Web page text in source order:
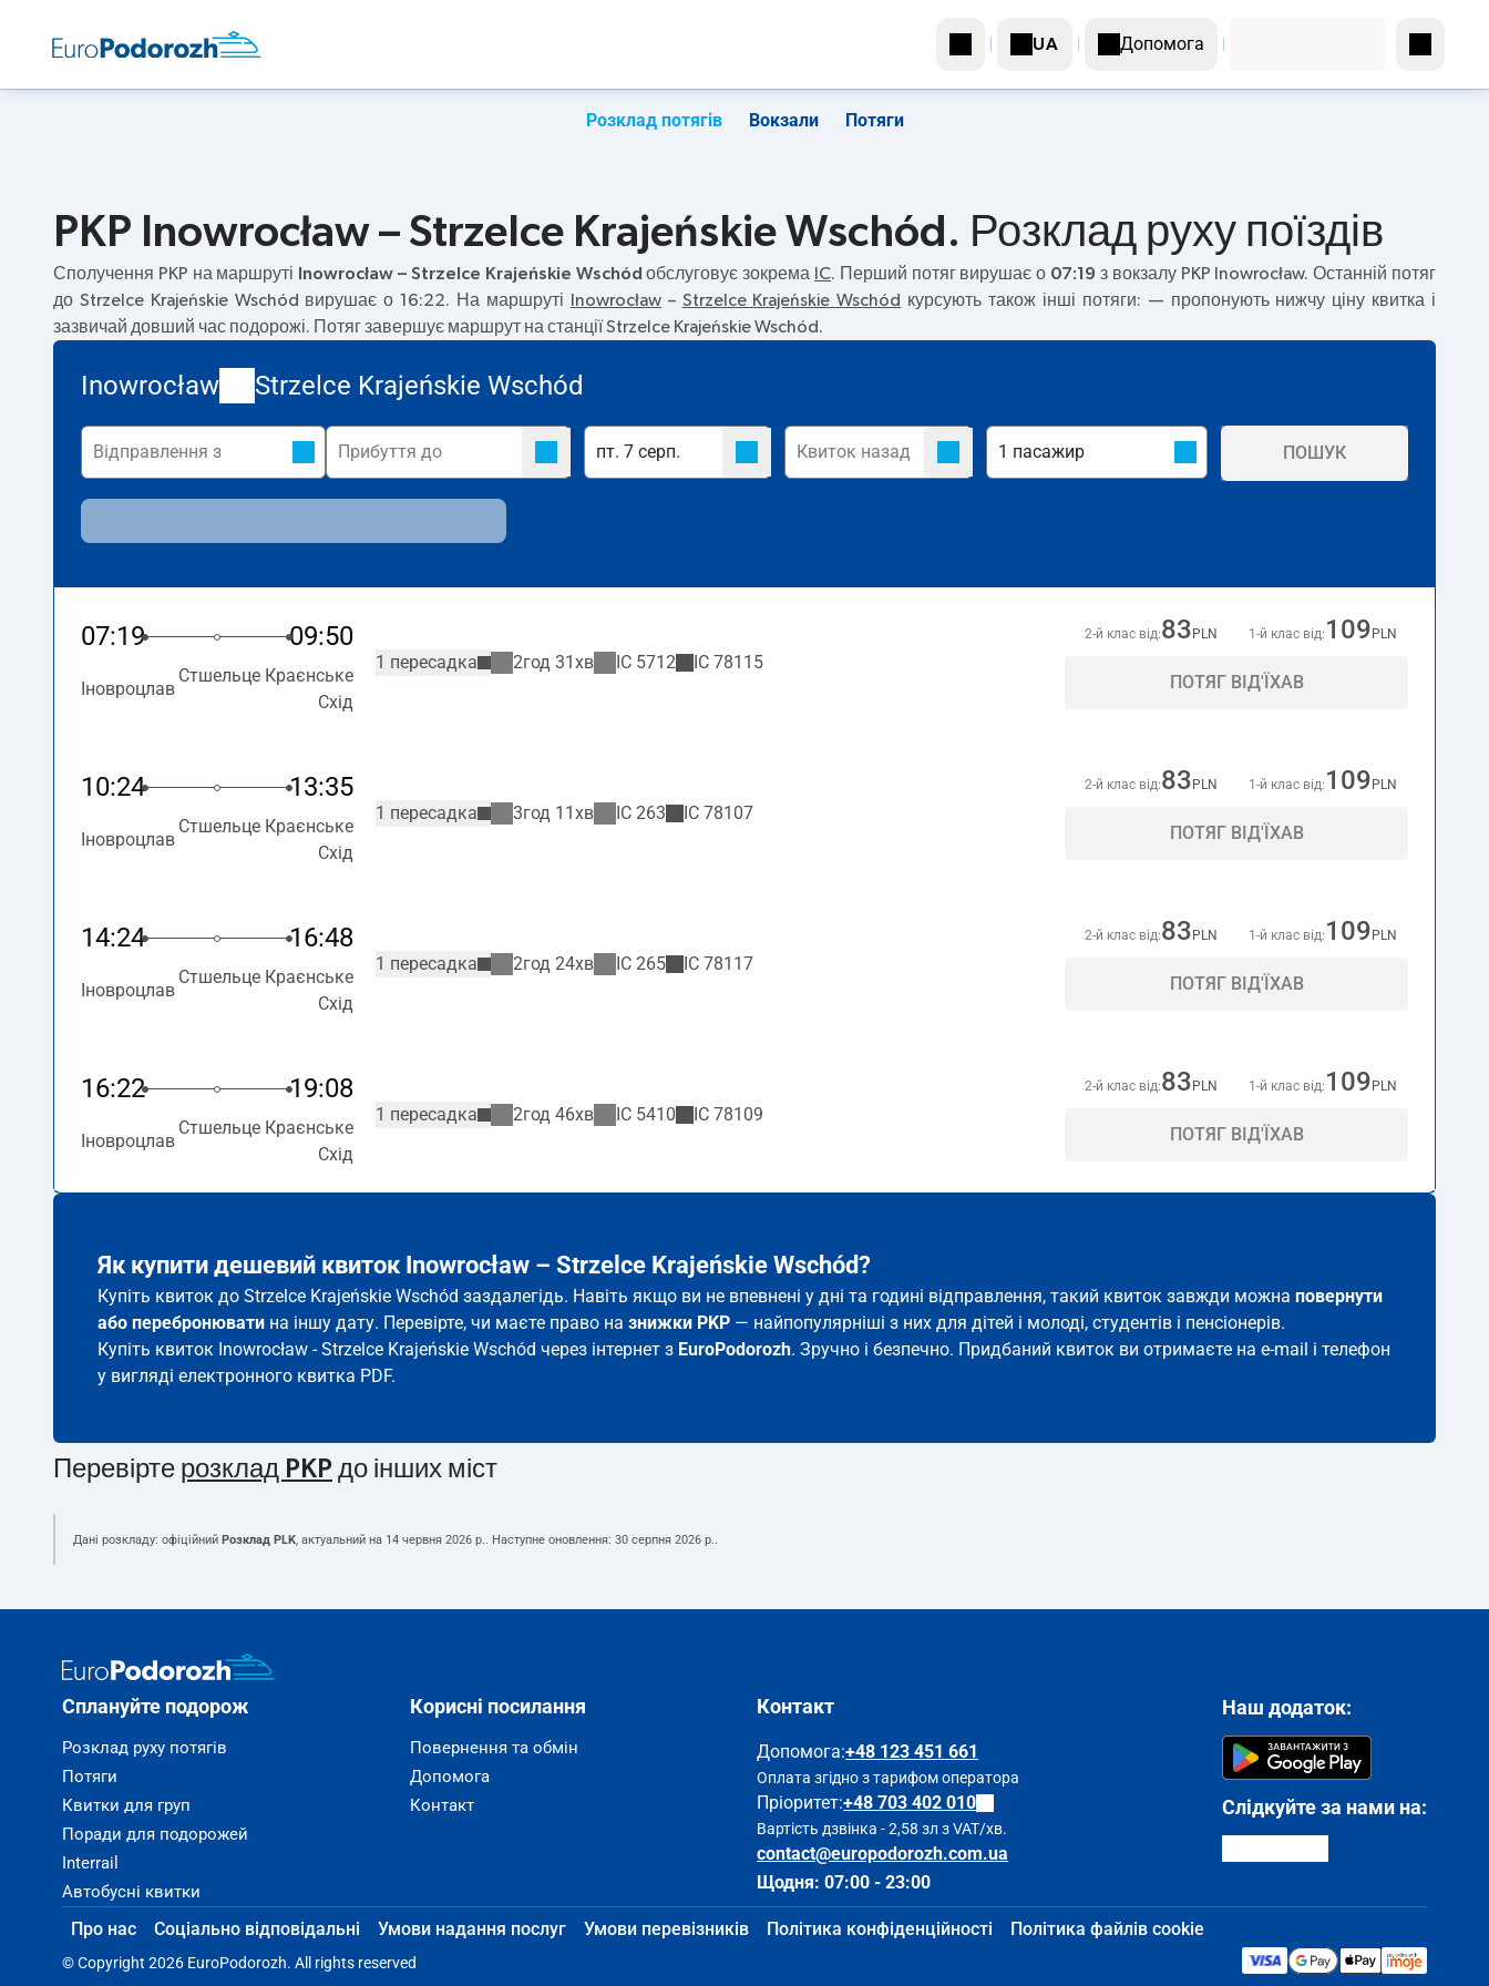
UA Допомога
Розклад потягів Вокзали Потяги
PKP Inowrocław – Strzelce Krajeńskie Wschód. Розклад руху поїздів
Сполучення PKP на маршруті Inowrocław – Strzelce Krajeńskie Wschód обслуговує зокрема IC. Перший потяг вирушає о 07:19 з вокзалу PKP Inowrocław. Останній потяг
до Strzelce Krajeńskie Wschód вирушає о 16:22. На маршруті
Inowrocław– Strzelce Krajeńskie Wschód курсують також інші потяги: — пропонують нижчу ціну квитка і
зазвичай довший час подорожі. Потяг завершує маршрут на станції Strzelce Krajeńskie Wschód.
Inowrocław Strzelce Krajeńskie Wschód
ПОШУК
07:19 09:50
Іновроцлав
Стшельце Краєнське
Схід
1 пересадка 2год 31хв IC 5712 IC 78115
2-й клас від:83 PLN 1-й клас від: 109 PLN
ПОТЯГ ВІД'ЇХАВ
10:24 13:35
Іновроцлав
Стшельце Краєнське
Схід
1 пересадка 3год 11хв IC 263 IC 78107
2-й клас від:83 PLN 1-й клас від: 109 PLN
ПОТЯГ ВІД'ЇХАВ
14:24 16:48
Іновроцлав
Стшельце Краєнське
Схід
1 пересадка 2год 24хв IC 265 IC 78117
2-й клас від:83 PLN 1-й клас від: 109 PLN
ПОТЯГ ВІД'ЇХАВ
16:22 19:08
Іновроцлав
Стшельце Краєнське
Схід
1 пересадка 2год 46хв IC 5410 IC 78109
2-й клас від:83 PLN 1-й клас від: 109 PLN
ПОТЯГ ВІД'ЇХАВ
Як купити дешевий квиток Inowrocław – Strzelce Krajeńskie Wschód?
Купіть квиток до Strzelce Krajeńskie Wschód заздалегідь. Навіть якщо ви не впевнені у дні та годині відправлення, такий квиток завжди можна повернути
або перебронювати на іншу дату. Перевірте, чи маєте право на знижки PKP — найпопулярніші з них для дітей і молоді, студентів і пенсіонерів.
Купіть квиток Inowrocław - Strzelce Krajeńskie Wschód через інтернет з EuroPodorozh. Зручно і безпечно. Придбаний квиток ви отримаєте на e-mail і телефон
у вигляді електронного квитка PDF.
Перевірте розклад PKP до інших міст
Дані розкладу: офіційний Розклад PLK, актуальний на 14 червня 2026 р.. Наступне оновлення: 30 серпня 2026 р..
Сплануйте подорож
Розклад руху потягів
Потяги
Квитки для груп
Поради для подорожей
Interrail
Автобусні квитки
Корисні посилання
Повернення та обмін
Допомога
Контакт
Контакт
Допомога:+48 123 451 661
Оплата згідно з тарифом оператора
Пріоритет:+48 703 402 010
Вартість дзвінка - 2,58 зл з VAT/хв.
contact@europodorozh.com.ua
Щодня: 07:00 - 23:00
Наш додаток:
Слідкуйте за нами на:
Про нас Соціально відповідальні Умови надання послуг Умови перевізників Політика конфіденційності Політика файлів cookie
© Copyright 2026 EuroPodorozh. All rights reserved